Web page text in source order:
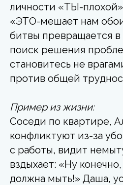
личности «ТЫ-
«ЭТО-мешает нам
битвы превращается
поиск решения
становитесь не
против общей
Пример из жизни:
Соседи по квартире,
конфликтуют из-за
с работы, видит
вздыхает: «Ну
должна мыть!» Даша,